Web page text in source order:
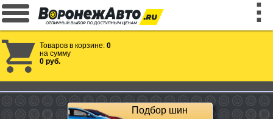
Товаров в корзине: 0
на сумму
0 руб.
Подбор шин